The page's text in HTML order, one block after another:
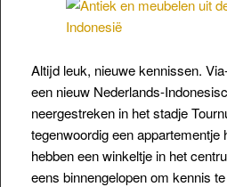
Altijd leuk, nieuwe kennissen.
een nieuw Nederlands-
neergestreken in het stadje
tegenwoordig een appartementje
hebben een winkeltje in het
eens binnengelopen om kennis